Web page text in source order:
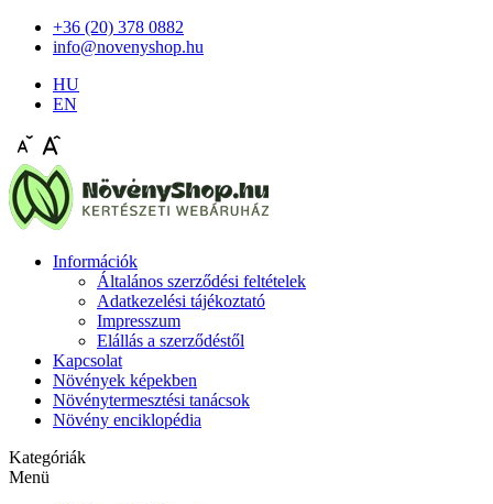
+36 (20) 378 0882
info@novenyshop.hu
HU
EN
Információk
Általános szerződési feltételek
Adatkezelési tájékoztató
Impresszum
Elállás a szerződéstől
Kapcsolat
Növények képekben
Növénytermesztési tanácsok
Növény enciklopédia
Kategóriák
Menü